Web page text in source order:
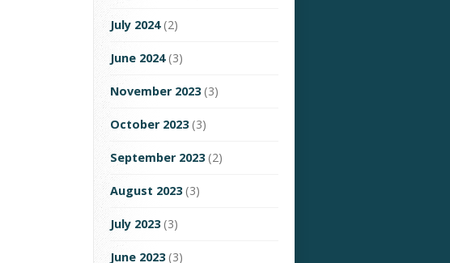
July 2024(2)
June 2024(3)
November 2023(3)
October 2023(3)
September 2023(2)
August 2023(3)
July 2023(3)
June 2023(3)